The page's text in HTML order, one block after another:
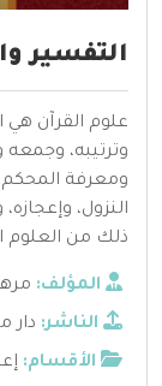
التفسير
علوم القرآن هي
وترتيبه، وجمعه
ومعرفة المحكم
النزول،
ذلك من العلوم
المؤلف:
الناشر: دار
الأقسام: